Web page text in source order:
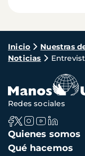
Ruta
de
navegación
Inicio Nuestras
Noticias
Navegación
principal
Quienes somos
Qué hacemos
Redes sociales